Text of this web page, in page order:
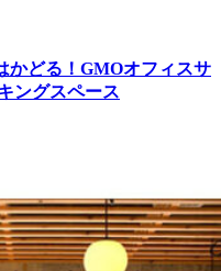
かどる！GMOオフィスサ
ングスペース